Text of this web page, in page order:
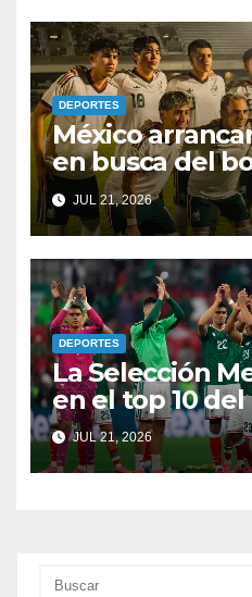
DEPORTES
México
en busca del
Juegos
Mundial Sub-20
JUL 21, 2026
DEPORTES
La Selección
en el top 10
JUL 21, 2026